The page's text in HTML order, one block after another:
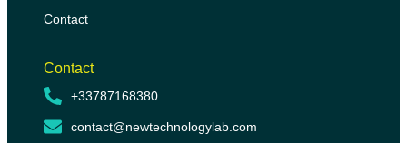
Contact
Contact
+33787168380
contact@newtechnologylab.com